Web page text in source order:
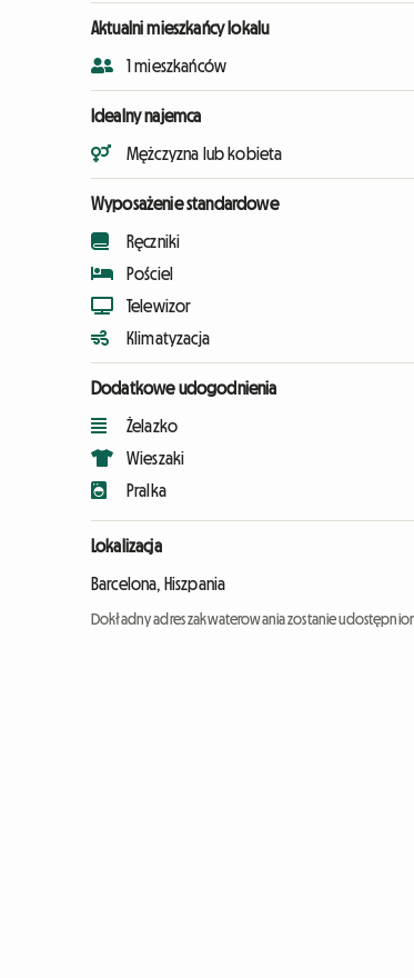
Aktualni mieszkańcy lokalu
1 mieszkańców
Idealny najemca
Mężczyzna lub kobieta
Wyposażenie standardowe
Ręczniki
Pościel
Telewizor
Klimatyzacja
Dodatkowe udogodnienia
Żelazko
Wieszaki
Pralka
Lokalizacja
Barcelona, Hiszpania
Dokładny adres zakwaterowania zostanie